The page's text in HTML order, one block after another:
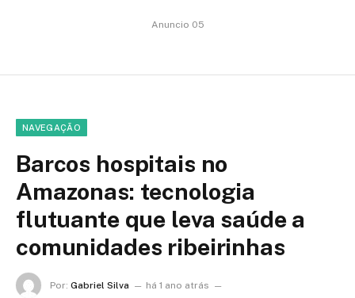
Anuncio 05
NAVEGAÇÃO
Barcos hospitais no
Amazonas: tecnologia
flutuante que leva saúde a
comunidades ribeirinhas
Por: Gabriel Silva
há 1 ano atrás